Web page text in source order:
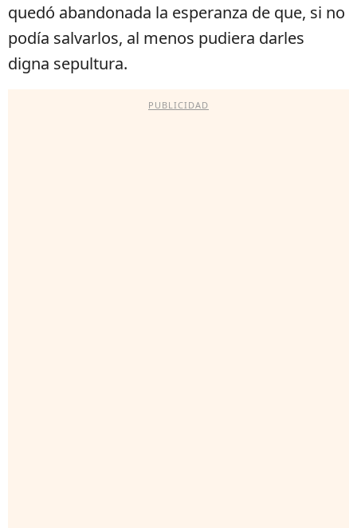
quedó abandonada la esperanza de que, si no
podía salvarlos, al menos pudiera darles
digna sepultura.
PUBLICIDAD